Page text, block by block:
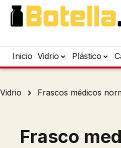
al contenido principal
Saltar a la búsqueda
Saltar a la navegación
Inicio Vidrio Plástico
Vidrio Frascos médicos
Frasco